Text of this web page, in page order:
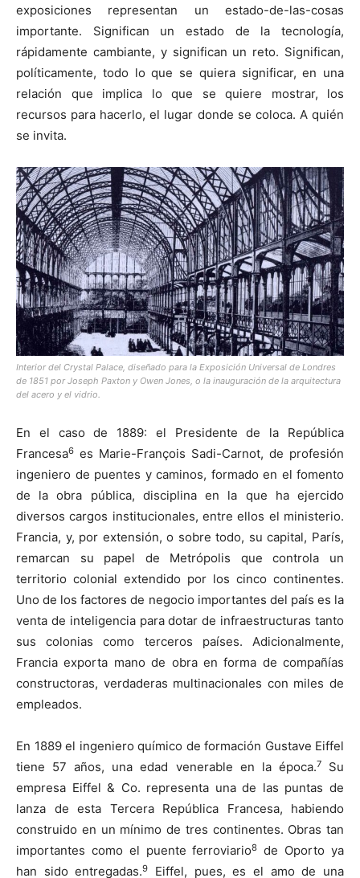
exposiciones representan un estado-de-las-cosas
importante. Significan un estado de la tecnología,
rápidamente cambiante, y significan un reto. Significan,
políticamente, todo lo que se quiera significar, en una
relación que implica lo que se quiere mostrar, los
recursos para hacerlo, el lugar donde se coloca. A quién
se invita.
Interior del Crystal Palace, diseñado para la Exposición Universal de Londres
de 1851 por Joseph Paxton y Owen Jones, o la inauguración de la arquitectura
del acero y el vidrio.
En el caso de 1889: el Presidente de la República
Francesa6 es Marie-François Sadi-Carnot, de profesión
ingeniero de puentes y caminos, formado en el fomento
de la obra pública, disciplina en la que ha ejercido
diversos cargos institucionales, entre ellos el ministerio.
Francia, y, por extensión, o sobre todo, su capital, París,
remarcan su papel de Metrópolis que controla un
territorio colonial extendido por los cinco continentes.
Uno de los factores de negocio importantes del país es la
venta de inteligencia para dotar de infraestructuras tanto
sus colonias como terceros países. Adicionalmente,
Francia exporta mano de obra en forma de compañías
constructoras, verdaderas multinacionales con miles de
empleados.
En 1889 el ingeniero químico de formación Gustave Eiffel
tiene 57 años, una edad venerable en la época.7Su
empresa Eiffel & Co. representa una de las puntas de
lanza de esta Tercera República Francesa, habiendo
construido en un mínimo de tres continentes. Obras tan
importantes como el puente ferroviario8 de Oporto ya
han sido entregadas.9 Eiffel, pues, es el amo de una